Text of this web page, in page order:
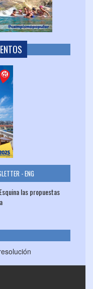
- ENG
las propuestas